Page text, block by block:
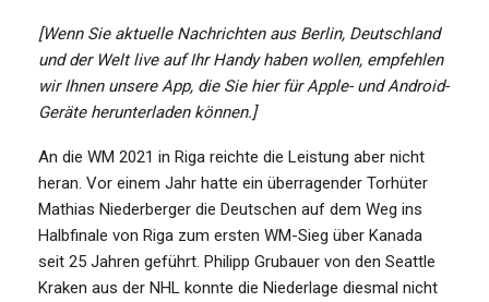
[Wenn Sie aktuelle Nachrichten aus Berlin, Deutschland
und der Welt live auf Ihr Handy haben wollen, empfehlen
wir Ihnen unsere App, die Sie hier für Apple- und Android-
Geräte herunterladen können.]
An die WM 2021 in Riga reichte die Leistung aber nicht
heran. Vor einem Jahr hatte ein überragender Torhüter
Mathias Niederberger die Deutschen auf dem Weg ins
Halbfinale von Riga zum ersten WM-Sieg über Kanada
seit 25 Jahren geführt. Philipp Grubauer von den Seattle
Kraken aus der NHL konnte die Niederlage diesmal nicht